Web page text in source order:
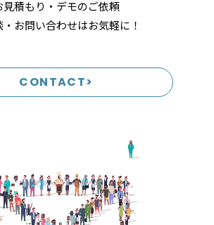
見積もり・デモのご依頼
・お問い合わせはお気軽に！
CONTACT>